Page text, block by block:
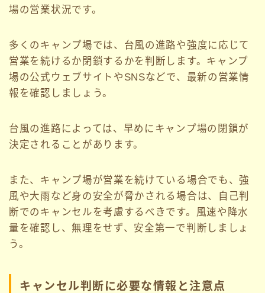
場の営業状況です。
多くのキャンプ場では、台風の進路や強度に応じて
営業を続けるか閉鎖するかを判断します。キャンプ
場の公式ウェブサイトやSNSなどで、最新の営業情
報を確認しましょう。
台風の進路によっては、早めにキャンプ場の閉鎖が
決定されることがあります。
また、キャンプ場が営業を続けている場合でも、強
風や大雨など身の安全が脅かされる場合は、自己判
断でのキャンセルを考慮するべきです。風速や降水
量を確認し、無理をせず、安全第一で判断しましょ
う。
キャンセル判断に必要な情報と注意点